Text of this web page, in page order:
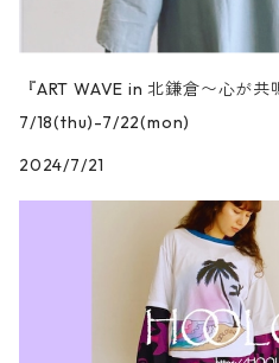
『ART WAVE in 北鎌倉〜心が共
7/18(thu)-7/22(mon)
2024/7/21